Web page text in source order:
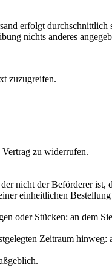
erfolgt
nichts anderes
zuzugreifen.
Vertrag zu widerrufen.
nicht der Beförderer ist,
einheitlichen
oder Stücken: an dem
Zeitraum